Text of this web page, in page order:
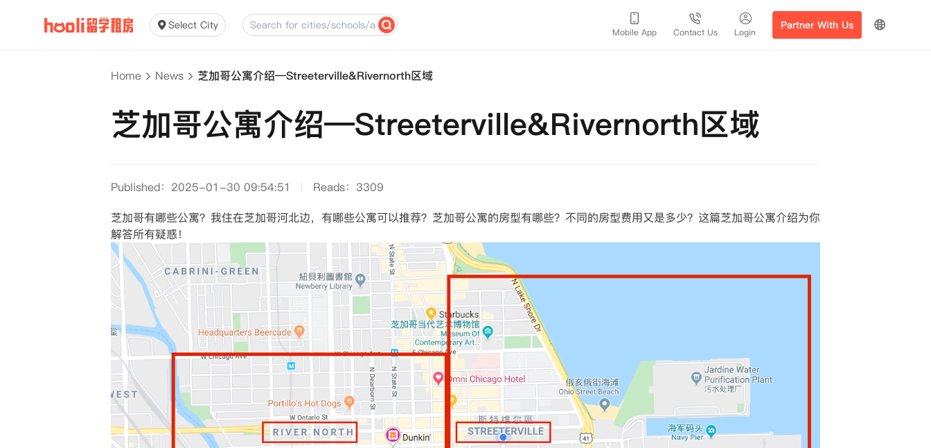
Select City
Mobile App Contact Us Login
Partner With Us
Home News 芝加哥公寓介绍—Streeterville&Rivernorth区域
芝加哥公寓介绍—Streeterville&Rivernorth区域
Published：2025-01-30 09:54:51
Reads：3309
芝加哥有哪些公寓？我住在芝加哥河北边，有哪些公寓可以推荐？芝加哥公寓的房型有哪些？不同的房型费用又是多少？这篇芝加哥公寓介绍为你
解答所有疑惑！